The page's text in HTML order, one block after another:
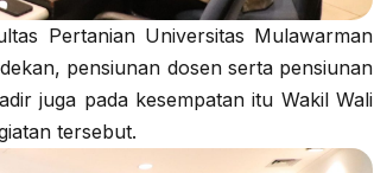
Pertanian Universitas Mulawarman
pensiunan dosen serta pensiunan
juga pada kesempatan itu Wakil Wali
tersebut.